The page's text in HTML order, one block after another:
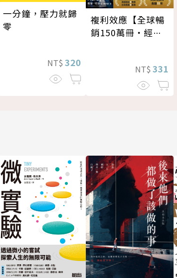
一分鐘，壓力就歸
零
NT$ 320
複利效應【全球暢
銷150萬冊・經典
NT$ 331